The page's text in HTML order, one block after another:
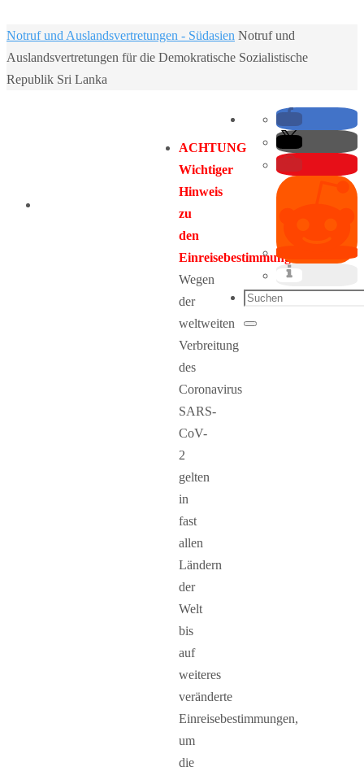
Home
Notruf und Auslandsvertretungen - Südasien Notruf und
Auslandsvertretungen für die Demokratische Sozialistische
Republik Sri Lanka
ACHTUNG
Wichtiger
Hinweis
zu
den
Einreisebestimmungen:
Wegen
der
weltweiten
Verbreitung
des
Coronavirus
SARS-
CoV-
2
gelten
in
fast
allen
Ländern
der
Welt
bis
auf
weiteres
veränderte
Einreisebestimmungen,
um
die
Suchen
nach:
Suchen